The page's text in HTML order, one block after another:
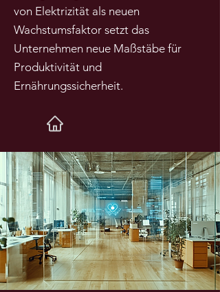
von Elektrizität als neuen
Wachstumsfaktor setzt das
Unternehmen neue Maßstäbe für
Produktivität und
Ernährungssicherheit.